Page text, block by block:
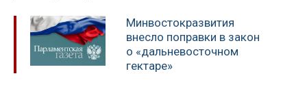
Минвостокразвития
внесло поправки в закон
о «дальневосточном
гектаре»